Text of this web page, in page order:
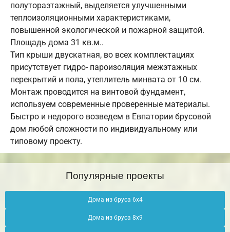
полутораэтажный, выделяется улучшенными
теплоизоляционными характеристиками,
повышенной экологической и пожарной защитой.
Площадь дома 31 кв.м..
Тип крыши двускатная, во всех комплектациях
присутствует гидро- пароизоляция межэтажных
перекрытий и пола, утеплитель минвата от 10 см.
Монтаж проводится на винтовой фундамент,
используем современные проверенные материалы.
Быстро и недорого возведем в Евпатории брусовой
дом любой сложности по индивидуальному или
типовому проекту.
Популярные проекты
Дома из бруса 6х4
Дома из бруса 8х9